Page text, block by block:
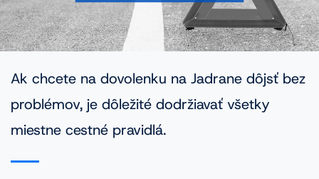
VINFOTO
Mobilní aplikácia Cebia Foto
Ak chcete na dovolenku na Jadrane dôjsť bez
problémov, je dôležité dodržiavať všetky
miestne cestné pravidlá.